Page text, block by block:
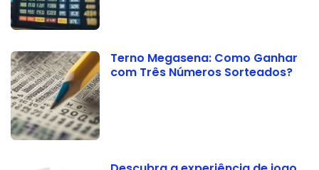
Terno Megasena: Como Ganhar
com Três Números Sorteados?